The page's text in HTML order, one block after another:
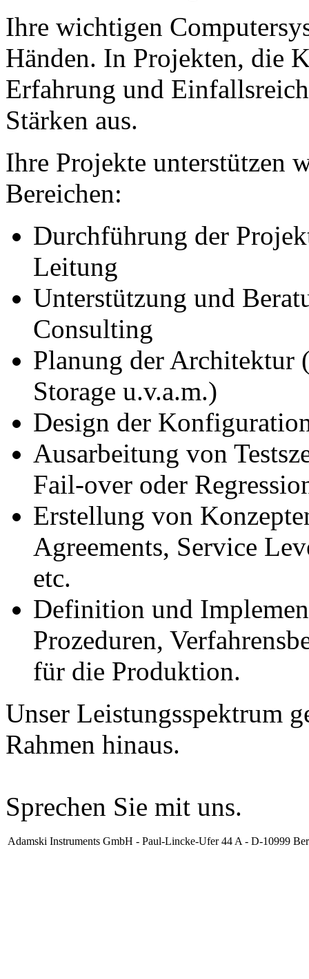
Ihre wichtigen
Händen. In Projekten, die
Erfahrung und
Stärken aus.
Ihre Projekte unterstützen
Bereichen:
Durchführung der
Leitung
Unterstützung und
Consulting
Planung der Architektur
Storage u.v.a.m.)
Design der
Ausarbeitung von
Fail-over oder
Erstellung von
Agreements, Service
etc.
Definition und
Prozeduren,
für die Produktion.
Unser Leistungsspektrum
Rahmen hinaus.
Sprechen Sie mit uns.
Adamski Instruments GmbH - Paul-Lincke-Ufer 44 A - D-10999